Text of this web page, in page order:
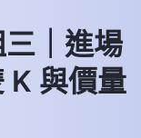
｜進場
K 與價量